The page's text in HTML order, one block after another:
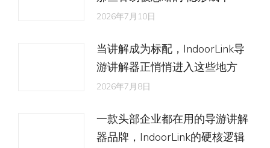
2026年7月10日
当讲解成为标配，IndoorLink导
游讲解器正悄悄进入这些地方
2026年7月8日
一款头部企业都在用的导游讲解
器品牌，IndoorLink的硬核逻辑